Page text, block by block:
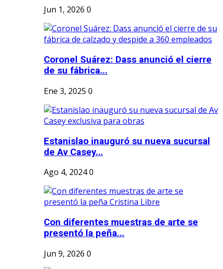
Jun 1, 2026 0
Coronel Suárez: Dass anunció el cierre
de su fábrica...
Ene 3, 2025 0
Estanislao inauguró su nueva sucursal
de Av Casey...
Ago 4, 20240
Con diferentes muestras de arte se
presentó la peña...
Jun 9, 2026 0